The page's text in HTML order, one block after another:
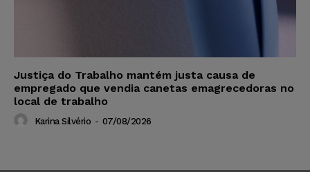
Justiça do Trabalho mantém justa causa de
empregado que vendia canetas emagrecedoras no
local de trabalho
Karina Silvério - 07/08/2026